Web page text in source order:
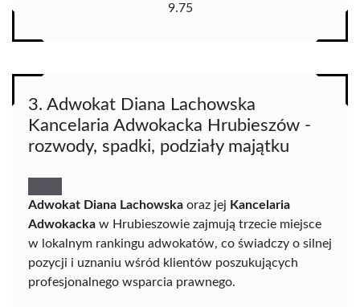
9.75
3. Adwokat Diana Lachowska
Kancelaria Adwokacka Hrubieszów -
rozwody, spadki, podziały majątku
Adwokat Diana Lachowska oraz jej Kancelaria
Adwokacka w Hrubieszowie zajmują trzecie miejsce
w lokalnym rankingu adwokatów, co świadczy o silnej
pozycji i uznaniu wśród klientów poszukujących
profesjonalnego wsparcia prawnego.